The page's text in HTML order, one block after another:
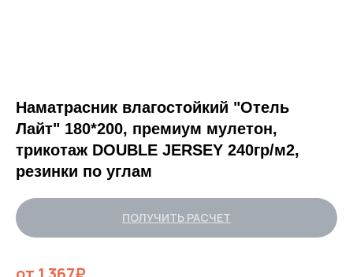
Наматрасник влагостойкий "Отель
Лайт" 180*200, премиум мулетон,
трикотаж DOUBLE JERSEY 240гр/м2,
резинки по углам
ПОЛУЧИТЬ РАСЧЕТ